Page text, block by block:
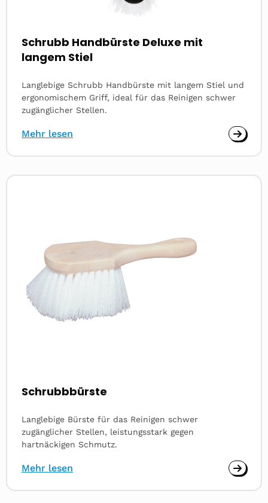
Schrubb Handbürste Deluxe mit
langem Stiel
Langlebige Schrubb Handbürste mit langem Stiel und
ergonomischem Griff, ideal für das Reinigen schwer
zugänglicher Stellen.
Mehr lesen
Schrubbbürste
Langlebige Bürste für das Reinigen schwer
zugänglicher Stellen, leistungsstark gegen
hartnäckigen Schmutz.
Mehr lesen
Read